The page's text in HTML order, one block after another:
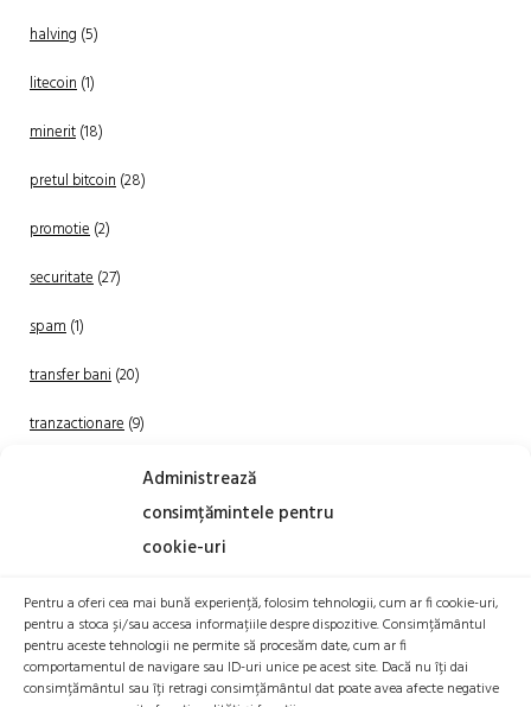
Administrează
consimțămintele pentru
cookie-uri
Pentru a oferi cea mai bună experiență, folosim tehnologii, cum ar fi cookie-uri,
pentru a stoca și/sau accesa informațiile despre dispozitive. Consimțământul
pentru aceste tehnologii ne permite să procesăm date, cum ar fi
comportamentul de navigare sau ID-uri unice pe acest site. Dacă nu îți dai
consimțământul sau îți retragi consimțământul dat poate avea afecte negative
halving (5)
litecoin(1)
minerit(18)
pretul bitcoin(28)
promotie(2)
securitate(27)
spam(1)
transfer bani(20)
tranzactionare(9)
(20)
TRANZACTIONEAZA